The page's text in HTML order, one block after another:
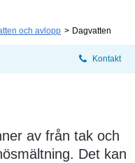
och avlopp Dagvatten
Kontakt
av från tak och
Det kan